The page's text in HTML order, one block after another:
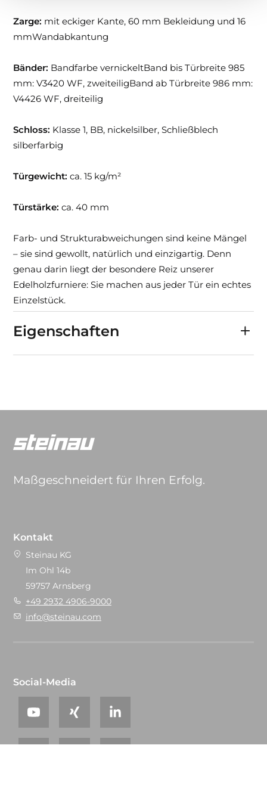
Zarge: mit eckiger Kante, 60 mm Bekleidung und 16
mmWandabkantung
Bänder: Bandfarbe vernickeltBand bis Türbreite 985
mm: V3420 WF, zweiteiligBand ab Türbreite 986 mm:
V4426 WF, dreiteilig
Schloss: Klasse 1, BB, nickelsilber, Schließblech
silberfarbig
Türgewicht: ca. 15 kg/m²
Türstärke:ca. 40 mm
Farb- und Strukturabweichungen sind keine Mängel
– sie sind gewollt, natürlich und einzigartig. Denn
genau darin liegt der besondere Reiz unserer
Edelholzfurniere: Sie machen aus jeder Tür ein echtes
Einzelstück.
Eigenschaften
Maßgeschneidert für Ihren Erfolg.
Kontakt
Steinau KG
Im Ohl 14b
59757 Arnsberg
+49 2932 4906-9000
info@steinau.com
Social-Media